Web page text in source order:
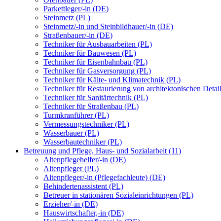
Parkettleger/-in (DE)
Steinmetz (PL)
Steinmetz/-in und Steinbildhauer/-in (DE)
Straßenbauer/-in (DE)
Techniker für Ausbauarbeiten (PL)
Techniker für Bauwesen (PL)
Techniker für Eisenbahnbau (PL)
Techniker für Gasversorgung (PL)
Techniker für Kälte- und Klimatechnik (PL)
Techniker für Restaurierung von architektonischen
Techniker für Sanitärtechnik (PL)
Techniker für Straßenbau (PL)
Turmkranführer (PL)
Vermessungstechniker (PL)
Wasserbauer (PL)
Wasserbautechniker (PL)
Betreuung und Pflege, Haus- und Sozialarbeit (11)
Altenpflegehelfer/-in (DE)
Altenpfleger (PL)
Altenpfleger/-in (Pflegefachleute) (DE)
Behindertenassistent (PL)
Betreuer in stationären Sozialeinrichtungen (PL)
Erzieher/-in (DE)
Hauswirtschafter,-in (DE)